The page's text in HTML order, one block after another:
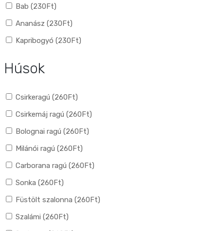
Bab (230Ft)
Ananász (230Ft)
Kapribogyó (230Ft)
Húsok
Csirkeragú (260Ft)
Csirkemáj ragú (260Ft)
Bolognai ragú (260Ft)
Milánói ragú (260Ft)
Carborana ragú (260Ft)
Sonka (260Ft)
Füstölt szalonna (260Ft)
Szalámi (260Ft)